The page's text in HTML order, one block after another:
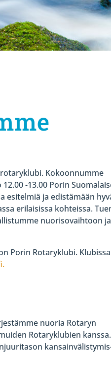
Kokoonnumme
-13.00 Porin
esitelmiä ja edistämään
erilaisissa kohteissa.
nuorisovaihtoon ja
Porin Rotaryklubi.
nuoria Rotaryn
Rotaryklubien